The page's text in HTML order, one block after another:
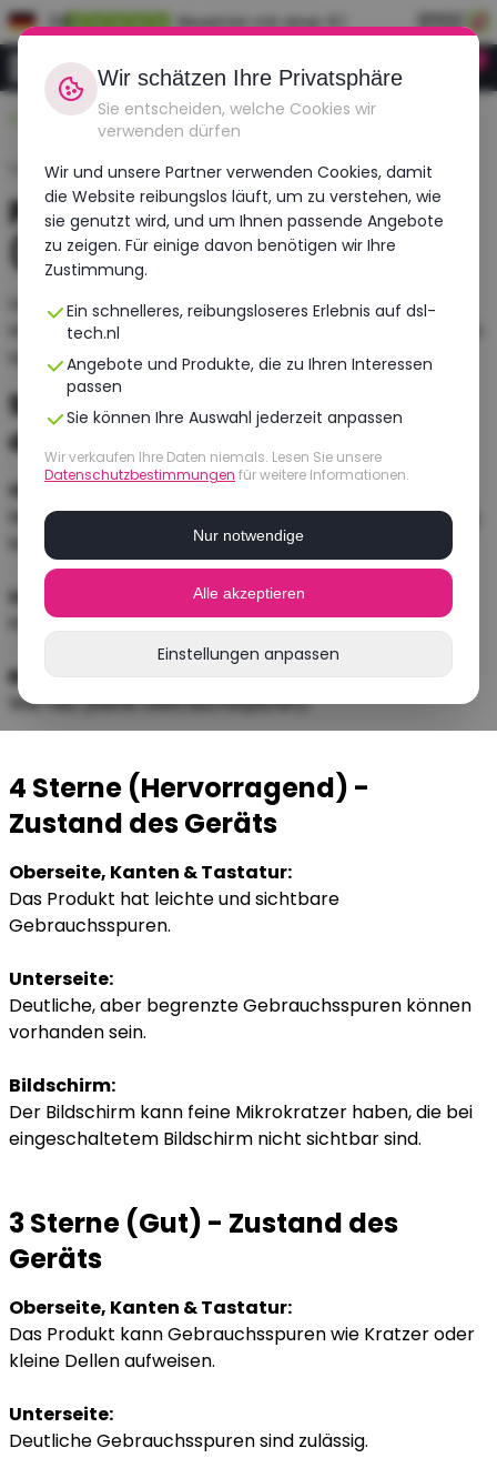
DE Bewertet mit einer 9.1
Anmeldung
Langlebig, erschwinglich, überholt
Startseite›Produktbewertungen
Produktbewertungen
(Qualität)
Unsere Produkte erhalten eine Produktbewertung.
Anhand dieser Bewertung weißt du genau, was du vom
optischen Zustand des Produkts erwarten kannst.
5 Sterne (Neuwertig) - Zustand
des Geräts
Oberseite, Kanten & Tastatur:
Minimale Gebrauchsspuren, die aus 30 cm Entfernung
bei Tageslicht nicht sichtbar sein dürfen.
Unterseite:
Kleine Gebrauchsspuren sind zulässig.
Bildschirm:
Wie neu (keine Gebrauchsspuren).
4 Sterne (Hervorragend) -
Zustand des Geräts
Oberseite, Kanten & Tastatur:
Das Produkt hat leichte und sichtbare
Gebrauchsspuren.
Unterseite:
Deutliche, aber begrenzte Gebrauchsspuren können
vorhanden sein.
Bildschirm:
Der Bildschirm kann feine Mikrokratzer haben, die bei
eingeschaltetem Bildschirm nicht sichtbar sind.
3 Sterne (Gut) - Zustand des
Geräts
Oberseite, Kanten & Tastatur:
Das Produkt kann Gebrauchsspuren wie Kratzer oder
kleine Dellen aufweisen.
Unterseite:
Deutliche Gebrauchsspuren sind zulässig.
Wir schätzen Ihre Privatsphäre
Sie entscheiden, welche Cookies wir
verwenden dürfen
Wir und unsere Partner verwenden Cookies, damit
die Website reibungslos läuft, um zu verstehen, wie
sie genutzt wird, und um Ihnen passende Angebote
zu zeigen. Für einige davon benötigen wir Ihre
Zustimmung.
Ein schnelleres, reibungsloseres Erlebnis auf dsl-
tech.nl
Angebote und Produkte, die zu Ihren Interessen
passen
Sie können Ihre Auswahl jederzeit anpassen
Wir verkaufen Ihre Daten niemals. Lesen Sie unsere
Datenschutzbestimmungen für weitere Informationen.
Nur notwendige
Alle akzeptieren
Einstellungen anpassen